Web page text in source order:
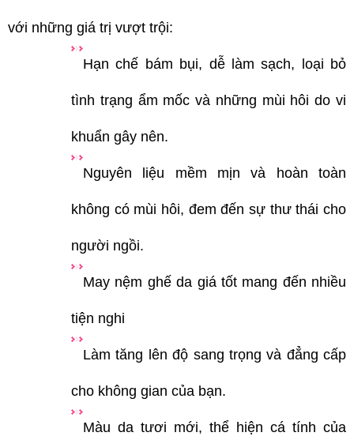
với những giá trị vượt trội:
Hạn chế bám bụi, dễ làm sạch, loại bỏ
tình trạng ẩm mốc và những mùi hôi do vi
khuẩn gây nên.
Nguyên liệu mềm mịn và hoàn toàn
không có mùi hôi, đem đến sự thư thái cho
người ngồi.
May nệm ghế da giá tốt mang đến nhiều
tiện nghi
Làm tăng lên độ sang trọng và đẳng cấp
cho không gian của bạn.
Màu da tươi mới, thể hiện cá tính của